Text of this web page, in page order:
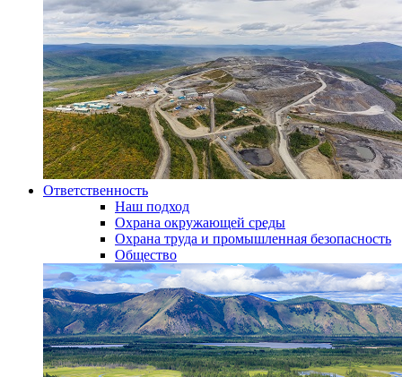
Ответственность
Наш подход
Охрана окружающей среды
Охрана труда и промышленная безопасность
Общество